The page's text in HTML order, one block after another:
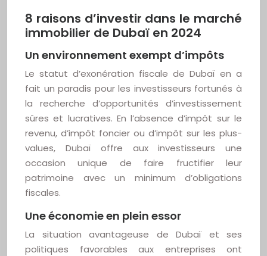
8 raisons d’investir dans le marché
immobilier de Dubaï en 2024
Un environnement exempt d’impôts
Le statut d’exonération fiscale de Dubaï en a
fait un paradis pour les investisseurs fortunés à
la recherche d’opportunités d’investissement
sûres et lucratives. En l’absence d’impôt sur le
revenu, d’impôt foncier ou d’impôt sur les plus-
values, Dubaï offre aux investisseurs une
occasion unique de faire fructifier leur
patrimoine avec un minimum d’obligations
fiscales.
Une économie en plein essor
La situation avantageuse de Dubaï et ses
politiques favorables aux entreprises ont